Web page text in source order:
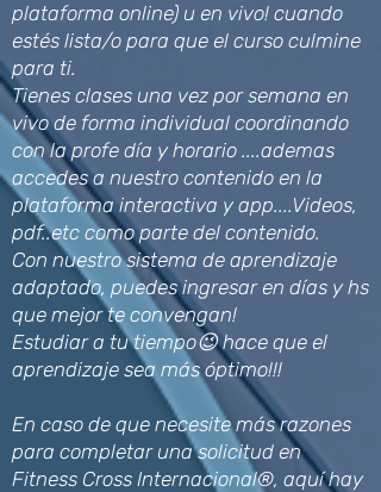
plataforma online) u en vivo! cuando
estés lista/o para que el curso culmine
para ti.
Tienes clases una vez por semana en
vivo de forma individual coordinando
con la profe día y horario ....ademas
accedes a nuestro contenido en la
plataforma interactiva y app....Videos,
pdf..etc como parte del contenido.
Con nuestro sistema de aprendizaje
adaptado, puedes ingresar en días y hs
que mejor te convengan!
Estudiar a tu tiempo😉 hace que el
aprendizaje sea más óptimo!!!
En caso de que necesite más razones
para completar una solicitud en
Fitness Cross Internacional®, aquí hay